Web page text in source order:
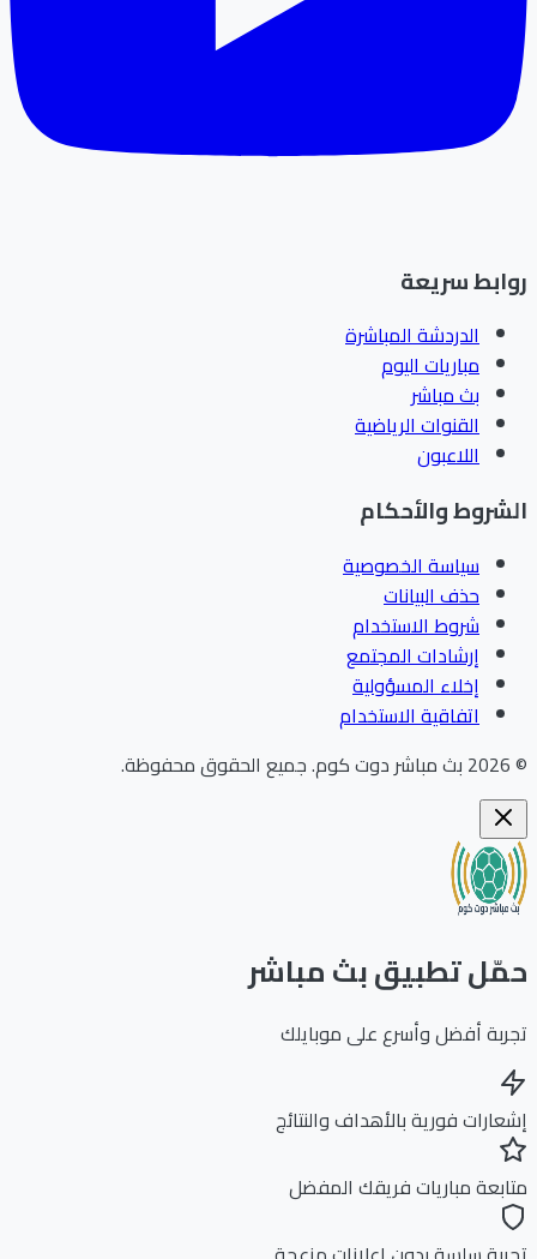
سريعة
الدردشة المباشرة
مباريات اليوم
بث مباشر
القنوات الرياضية
اللاعبون
والأحكام
سياسة الخصوصية
حذف البيانات
شروط الاستخدام
إرشادات المجتمع
إخلاء المسؤولية
اتفاقية الاستخدام
بث مباشر دوت كوم.جميع الحقوق محفوظة.
تطبيق بث مباشر
أفضل وأسرع على موبايلك
فورية بالأهداف والنتائج
مباريات فريقك المفضل